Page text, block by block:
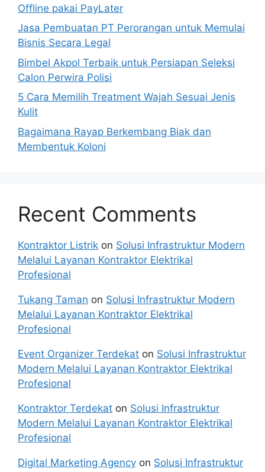
Offline pakai PayLater
Jasa Pembuatan PT Perorangan untuk Memulai
Bisnis Secara Legal
Bimbel Akpol Terbaik untuk Persiapan Seleksi
Calon Perwira Polisi
5 Cara Memilih Treatment Wajah Sesuai Jenis
Kulit
Bagaimana Rayap Berkembang Biak dan
Membentuk Koloni
Recent Comments
Kontraktor Listrik on Solusi Infrastruktur Modern
Melalui Layanan Kontraktor Elektrikal
Profesional
Tukang Taman on Solusi Infrastruktur Modern
Melalui Layanan Kontraktor Elektrikal
Profesional
Event Organizer Terdekat on Solusi Infrastruktur
Modern Melalui Layanan Kontraktor Elektrikal
Profesional
Kontraktor Terdekat on Solusi Infrastruktur
Modern Melalui Layanan Kontraktor Elektrikal
Profesional
Digital Marketing Agency on Solusi Infrastruktur